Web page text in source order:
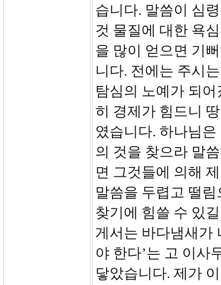
습니다. 말씀이 심
것 물질에 대한 욕
을 많이 얻으면 기
니다. 전에는 주시
탐심의 노예가 되
히 경제가 힘드니
였습니다. 하나님
의 것을 찾으라 말
면 그것들에 의해
말씀을 두렵고 떨
찾기에 힘쓸 수 있
게서는 바다냄새가
야 한다’는 고 이사
닿았습니다. 제가